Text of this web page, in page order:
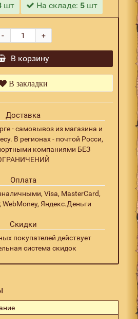
шт На складе: 5 шт
+
-
В корзину
В закладки
Доставка
- самовывоз из магазина и
В регионах - почтой Росси,
компаниями БЕЗ
Оплата
Visa, MasterCard,
Яндекс.Деньги
Скидки
покупателей действует
система скидок